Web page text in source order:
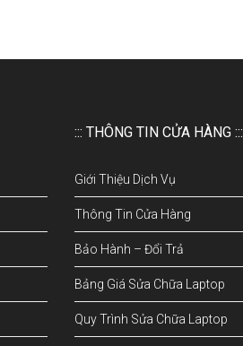
::: THÔNG TIN CỬA HÀNG :::
Giới Thiệu Dịch Vụ
Thông Tin Cửa Hàng
Bảo Hành – Đổi Trả
Bảng Giá Sửa Chữa Laptop
Quy Trình Sửa Chữa Laptop